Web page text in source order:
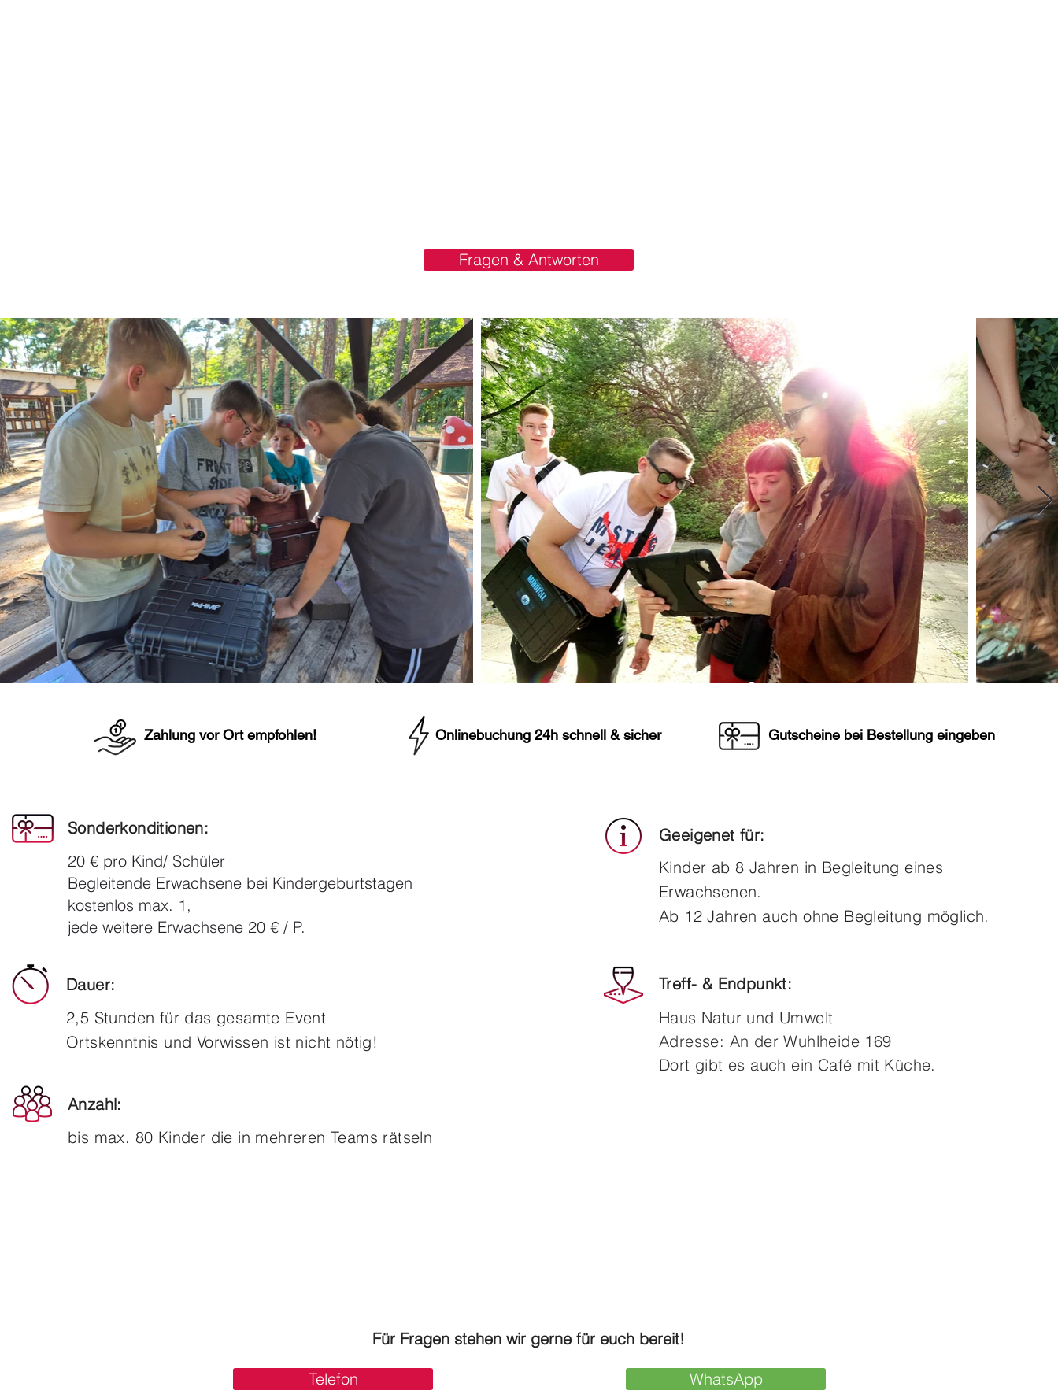
Fragen & Antworten
Zahlung vor Ort empfohlen! Onlinebuchung 24h schnell & sicher Gutscheine bei Bestellung eingeben
Sonderkonditionen:
20 € pro Kind/ Schüler
Begleitende Erwachsene bei Kindergeburtstagen
kostenlos max. 1,
jede weitere Erwachsene 20 € / P.
Dauer:
2,5 Stunden für das gesamte Event
Ortskenntnis und Vorwissen ist nicht nötig!
Anzahl:
bis max. 80 Kinder die in mehreren Teams rätseln
Geeigenet für:
Kinder ab 8 Jahren in Begleitung eines
Erwachsenen.
Ab 12 Jahren auch ohne Begleitung möglich.
Treff- & Endpunkt:
Haus Natur und Umwelt
Adresse: An der Wuhlheide 169
Dort gibt es auch ein Café mit Küche.
Für Fragen stehen wir gerne für euch bereit!
Telefon WhatsApp